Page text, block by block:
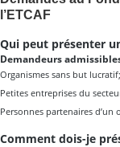
l’ETCAF
Qui peut présenter
Demandeurs
Organismes sans but lucratif;
Petites entreprises du
Personnes partenaires
Comment dois-je